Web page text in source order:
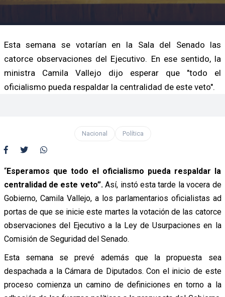
Esta semana se votarían en la Sala del Senado las
catorce observaciones del Ejecutivo. En ese sentido, la
ministra Camila Vallejo dijo esperar que "todo el
oficialismo pueda respaldar la centralidad de este veto".
Nacional Política
“Esperamos que todo el oficialismo pueda respaldar la
centralidad de este veto”.Así, instó esta tarde la vocera de
Gobierno, Camila Vallejo, a los parlamentarios oficialistas ad
portas de que se inicie este martes la votación de las catorce
observaciones del Ejecutivo a la Ley de Usurpaciones en la
Comisión de Seguridad del Senado.
Esta semana se prevé además que la propuesta sea
despachada a la Cámara de Diputados. Con el inicio de este
proceso comienza un camino de definiciones en torno a la